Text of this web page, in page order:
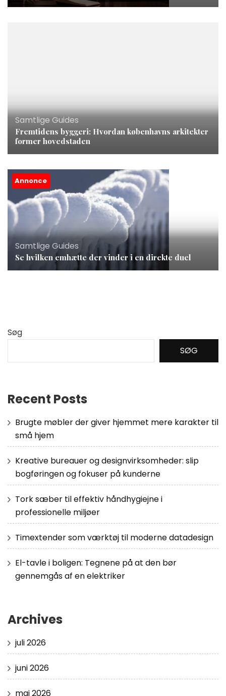
Samtlige Guides
Fremtidens byggeri: Hvordan københavns arkitekter
former hovedstaden
Annonce
Samtlige Guides
Se hvilken emhætte der vinder i en direkte duel
Søg
SØG
Recent Posts
Brugte møbler der giver hjemmet mere karakter til
små hjem
Kreative bureauer og designvirksomheder: slip
bogføringen og fokuser på kunderne
Tork sæber til effektiv håndhygiejne i
professionelle miljøer
Timextender som værktøj til moderne datadesign
El-tavle i boligen: Tegnene på at den bør
gennemgås af en elektriker
Archives
juli 2026
juni 2026
maj 2026